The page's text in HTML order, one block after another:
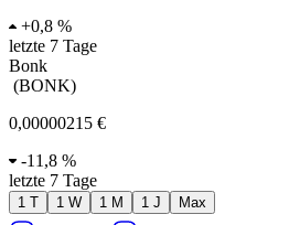
+0,8 %
letzte 7 Tage
Bonk
(BONK)
0,00000215 €
-11,8 %
letzte 7 Tage
1 T 1 W 1 M 1 J Max